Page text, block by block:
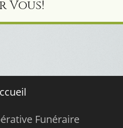
Vous!
Funéraire